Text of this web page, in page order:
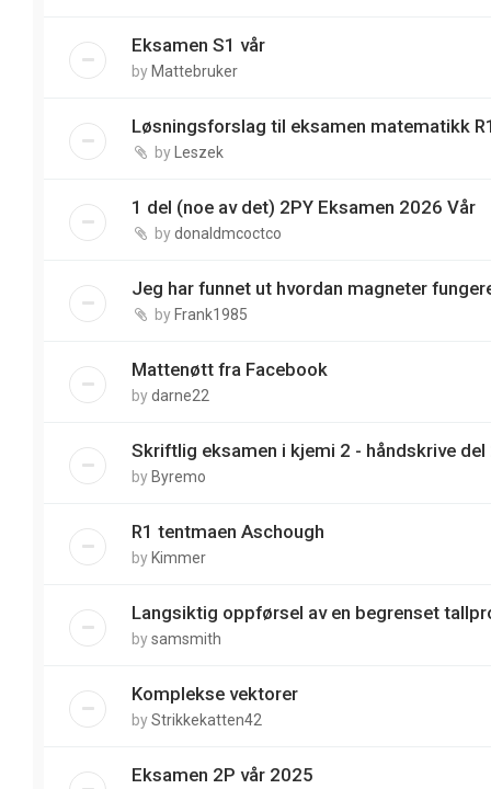
Eksamen S1 vår
by Mattebruker
Løsningsforslag til eksamen matematikk
by Leszek
1 del (noe av det) 2PY Eksamen 2026 Vår
bydonaldmcoctco
Jeg har funnet ut hvordan magneter
by Frank1985
Mattenøtt fra Facebook
bydarne22
Skriftlig eksamen i kjemi 2 - håndskrive del
by Byremo
R1 tentmaen Aschough
by Kimmer
Langsiktig oppførsel av en begrenset
bysamsmith
Komplekse vektorer
byStrikkekatten42
Eksamen 2P vår 2025